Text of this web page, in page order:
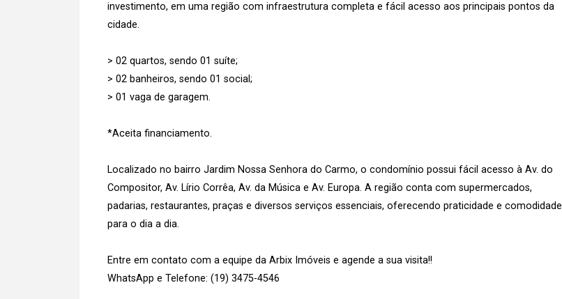
investimento, em uma região com infraestrutura completa e fácil acesso aos principais pontos da
cidade.
> 02 quartos, sendo 01 suíte;
> 02 banheiros, sendo 01 social;
> 01 vaga de garagem.
*Aceita financiamento.
Localizado no bairro Jardim Nossa Senhora do Carmo, o condomínio possui fácil acesso à Av. do
Compositor, Av. Lírio Corrêa, Av. da Música e Av. Europa. A região conta com supermercados,
padarias, restaurantes, praças e diversos serviços essenciais, oferecendo praticidade e comodidade
para o dia a dia.
Entre em contato com a equipe da Arbix Imóveis e agende a sua visita!!
WhatsApp e Telefone: (19) 3475-4546